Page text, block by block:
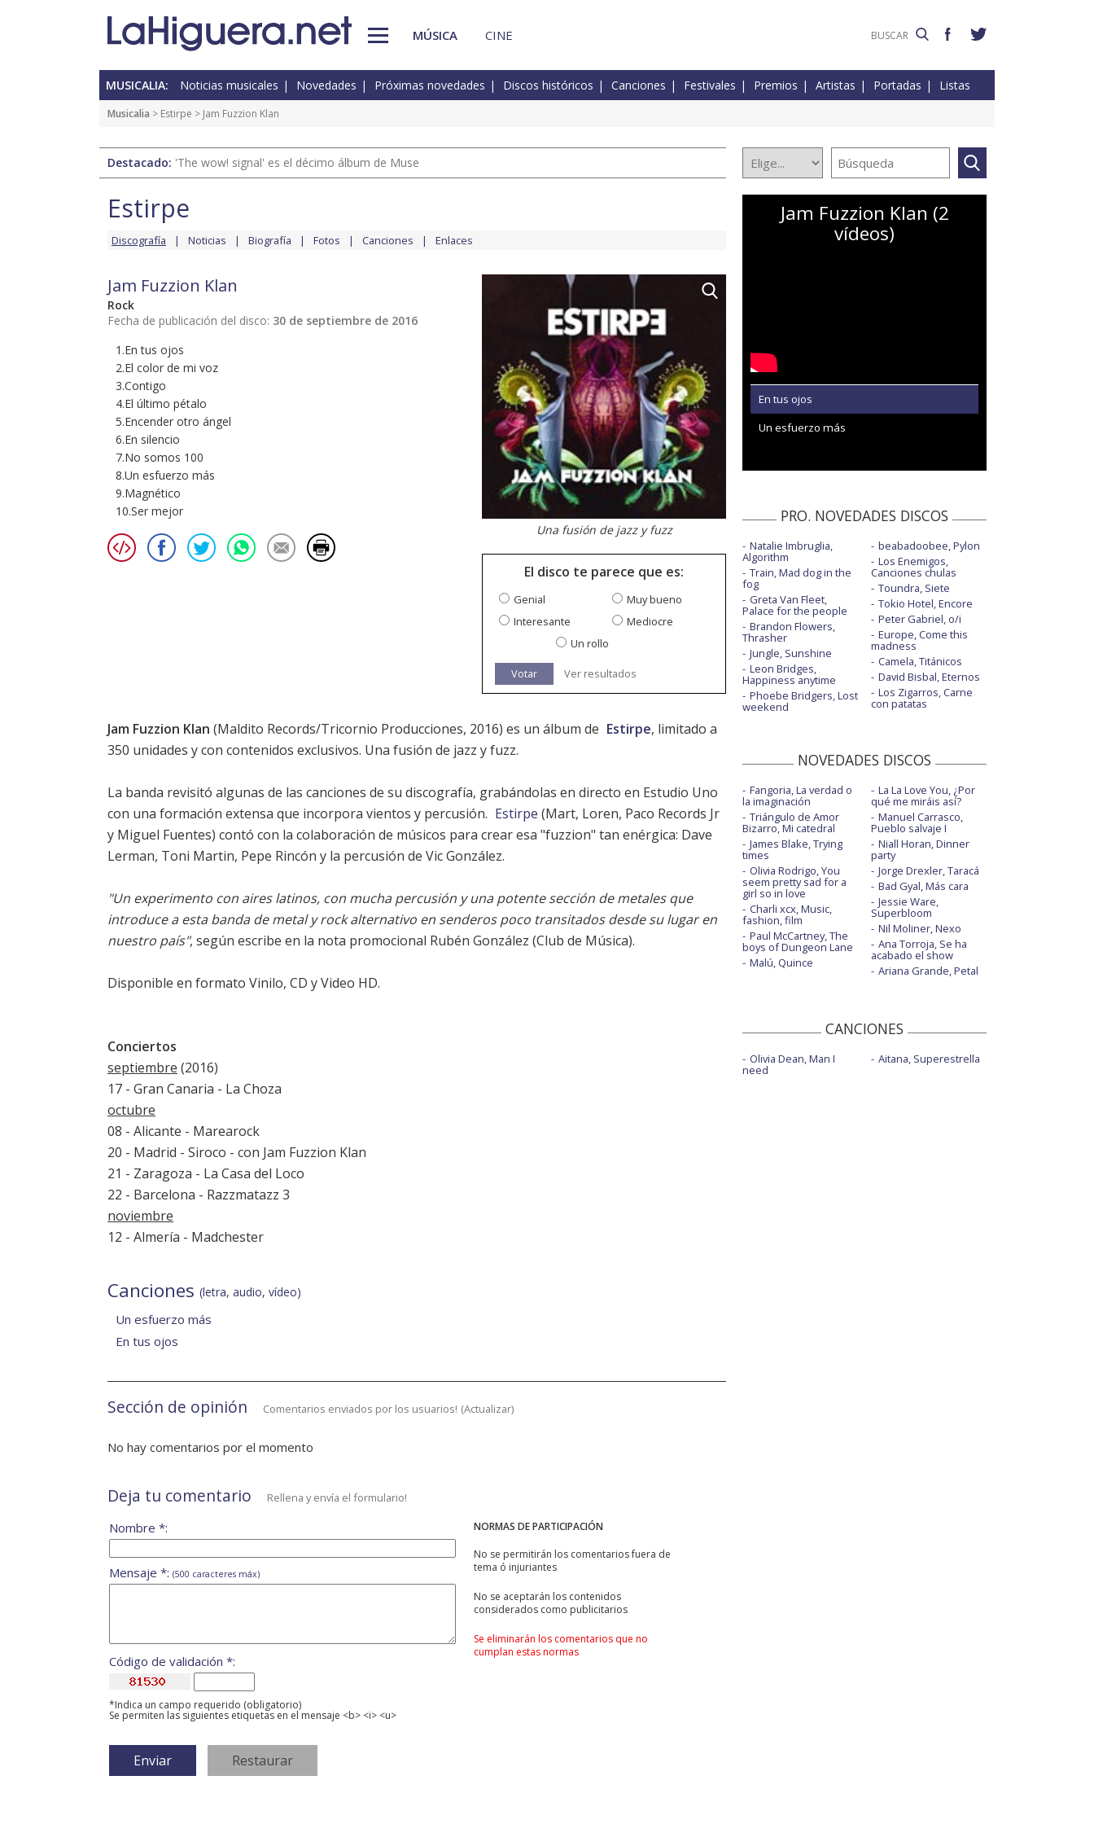
MÚSICA CINE
MUSICALIA: Noticias musicales Novedades Próximas novedades Discos históricos Canciones Festivales Premios Artistas Portadas Listas
Musicalia > Estirpe > Jam Fuzzion Klan
Destacado: 'The wow! signal' es el décimo álbum de Muse
Estirpe
Discografía Noticias Biografía Fotos Canciones Enlaces
Jam Fuzzion Klan
Rock
Fecha de publicación del disco: 30 de septiembre de 2016
1.En tus ojos
2.El color de mi voz
3.Contigo
4.El último pétalo
5.Encender otro ángel
6.En silencio
7.No somos 100
8.Un esfuerzo más
9.Magnético
10.Ser mejor
Una fusión de jazz y fuzz
El disco te parece que es:
Genial
Muy bueno
Interesante
Mediocre
Un rollo
Votar Ver resultados
Jam Fuzzion Klan (Maldito Records/Tricornio Producciones, 2016) es un álbum de Estirpe, limitado a
350 unidades y con contenidos exclusivos. Una fusión de jazz y fuzz.
La banda revisitó algunas de las canciones de su discografía, grabándolas en directo en Estudio Uno
con una formación extensa que incorpora vientos y percusión. Estirpe (Mart, Loren, Paco Records Jr
y Miguel Fuentes) contó con la colaboración de músicos para crear esa "fuzzion" tan enérgica: Dave
Lerman, Toni Martin, Pepe Rincón y la percusión de Vic González.
"Un experimento con aires latinos, con mucha percusión y una potente sección de metales que
introduce a esta banda de metal y rock alternativo en senderos poco transitados desde su lugar en
nuestro país", según escribe en la nota promocional Rubén González (Club de Música).
Disponible en formato Vinilo, CD y Video HD.
Conciertos
septiembre (2016)
17 - Gran Canaria - La Choza
octubre
08 - Alicante - Marearock
20 - Madrid - Siroco - con Jam Fuzzion Klan
21 - Zaragoza - La Casa del Loco
22 - Barcelona - Razzmatazz 3
noviembre
12 - Almería - Madchester
Canciones (letra, audio, vídeo)
Un esfuerzo más
En tus ojos
Sección de opinión Comentarios enviados por los usuarios! (Actualizar)
No hay comentarios por el momento
Deja tu comentario Rellena y envía el formulario!
NORMAS DE PARTICIPACIÓN
No se permitirán los comentarios fuera de
tema ó injuriantes
No se aceptarán los contenidos
considerados como publicitarios
Se eliminarán los comentarios que no
cumplan estas normas
Nombre *:
Mensaje *: (500 caracteres máx)
Código de validación *:
*Indica un campo requerido (obligatorio)
Se permiten las siguientes etiquetas en el mensaje <b> <i> <u>
Jam Fuzzion Klan (2
vídeos)
En tus ojos
Un esfuerzo más
PRO. NOVEDADES DISCOS
Natalie Imbruglia,
Algorithm
Train, Mad dog in the
fog
Greta Van Fleet,
Palace for the people
Brandon Flowers,
Thrasher
Jungle, Sunshine
Leon Bridges,
Happiness anytime
Phoebe Bridgers, Lost
weekend
beabadoobee, Pylon
Los Enemigos,
Canciones chulas
Toundra, Siete
Tokio Hotel, Encore
Peter Gabriel, o/i
Europe, Come this
madness
Camela, Titánicos
David Bisbal, Eternos
Los Zigarros, Carne
con patatas
NOVEDADES DISCOS
Fangoria, La verdad o
la imaginación
Triángulo de Amor
Bizarro, Mi catedral
James Blake, Trying
times
Olivia Rodrigo, You
seem pretty sad for a
girl so in love
Charli xcx, Music,
fashion, film
Paul McCartney, The
boys of Dungeon Lane
Malú, Quince
La La Love You, ¿Por
qué me miráis así?
Manuel Carrasco,
Pueblo salvaje I
Niall Horan, Dinner
party
Jorge Drexler, Taracá
Bad Gyal, Más cara
Jessie Ware,
Superbloom
Nil Moliner, Nexo
Ana Torroja, Se ha
acabado el show
Ariana Grande, Petal
CANCIONES
Olivia Dean, Man I
need
Aitana, Superestrella